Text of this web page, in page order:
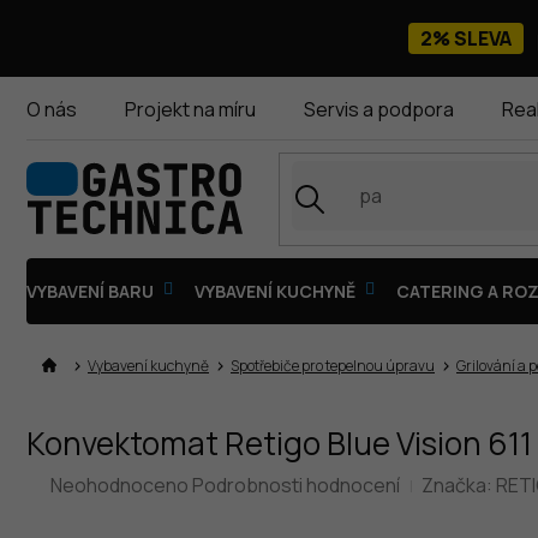
2% SLEVA
O nás Projekt na míru Servis a podpora
VYBAVENÍ BARU VYBAVENÍ KUCHYNĚ CATERING A
Vybavení kuchyně Spotřebiče pro tepelnou úpravu Grilování a
Konvektomat Retigo Blue Vision 611
Průměrné
Neohodnoceno Podrobnosti hodnocení Značka: